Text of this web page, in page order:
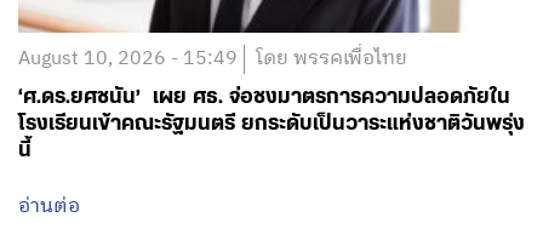
August 10, 2026 - 15:49 โดย พรรคเพื่อไทย
‘ศ.ดร.ยศชนัน’ เผย ศธ. จ่อชงมาตรการความปลอดภัยใน
โรงเรียนเข้าคณะรัฐมนตรี ยกระดับเป็นวาระแห่งชาติวันพรุ่ง
นี้
อ่านต่อ